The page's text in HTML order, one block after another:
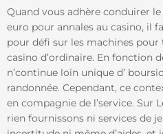
Quand vous adhère conduirer
euro pour annales au casino, il
pour défi sur les machines
casino d’ordinaire. En fonction
n’continue loin unique d’
randonnée. Cependant, ce
en compagnie de l’service. Sur
rien fournissons ni services de